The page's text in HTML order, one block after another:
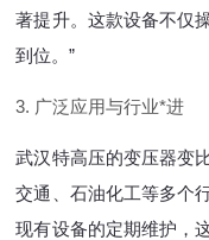
著提升。这款设备不仅
到位。”
3. 广泛应用与行业*进
武汉特高压的变压器变
交通、石油化工等多个
现有设备的定期维护，